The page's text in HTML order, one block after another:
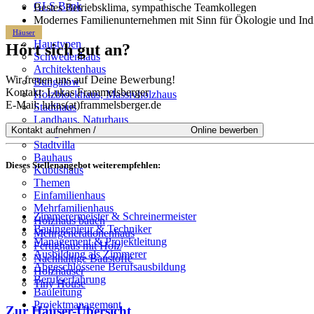
GLS Bank
Häuser
Haustypen
Schwedenhaus
Architektenhaus
Bungalow
Holzblockhaus, Massivholzhaus
Stadthaus
Landhaus, Naturhaus
Designhaus, Luxushaus
Stadtvilla
Bauhaus
Kubushaus
Themen
Einfamilienhaus
Mehrfamilienhaus
Holzhaus bauen
Mehrgenerationenhaus
Fertighaus mit Holz
Nachhaltige Baustoffe
Holzhäuser
Tiny House
Zur Häuser-Übersicht
Bestes Betriebsklima, sympathische Teamkollegen
Modernes Familienunternehmen mit Sinn für Ökologie und
Hört sich gut an?
Wir freuen uns auf Deine Bewerbung!
Kontakt: Lukas Frammelsberger
E-Mail: lukas(at)frammelsberger.de
Dieses Stellenangebot weiterempfehlen:
Zimmerermeister & Schreinermeister
Bauingenieur & Techniker
Management & Projektleitung
Ausbildung als Zimmerer
Abgeschlossene Berufsausbildung
Berufserfahrung
Bauleitung
Projektmanagement